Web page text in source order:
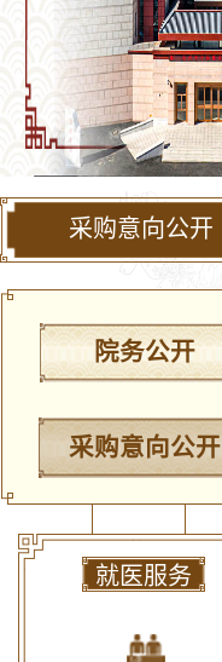
采购意向公开
院务公开
采购意向公开
就医服务